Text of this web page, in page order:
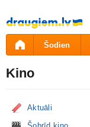
Pāriet
uz
saturu
Šodien
Kino
Aktuāli